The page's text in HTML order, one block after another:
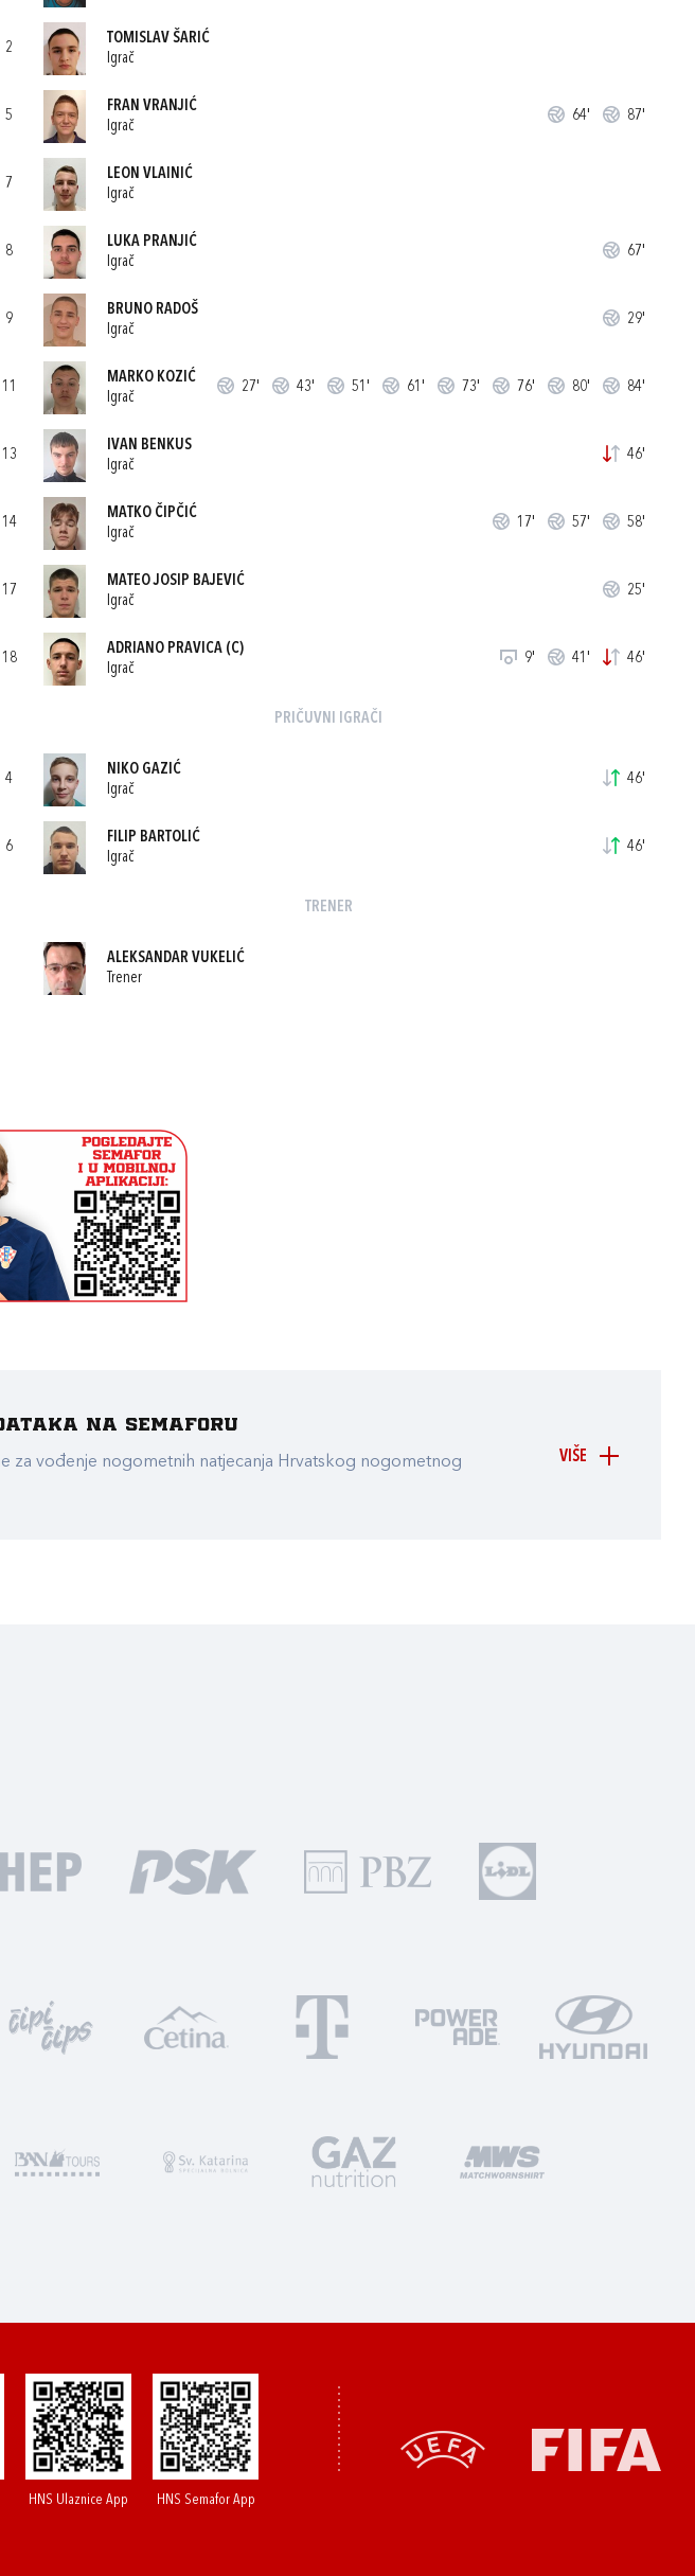
2
TOMISLAV ŠARIĆ
Igrač
5
FRAN VRANJIĆ
Igrač
64' 87'
7
LEON VLAINIĆ
Igrač
8
LUKA PRANJIĆ
Igrač
67'
9
BRUNO RADOŠ
Igrač
29'
11
MARKO KOZIĆ
Igrač
27' 43' 51' 61' 73' 76' 80' 84'
13
IVAN BENKUS
Igrač
46'
14
MATKO ČIPČIĆ
Igrač
17' 57' 58'
17
MATEO JOSIP BAJEVIĆ
Igrač
25'
18
ADRIANO PRAVICA(C)
Igrač
9' 41' 46'
PRIČUVNI IGRAČI
4
NIKO GAZIĆ
Igrač
46'
6
FILIP BARTOLIĆ
Igrač
46'
TRENER
ALEKSANDAR VUKELIĆ
Trener
VIŠE
na Semaforu
za vođenje nogometnih natjecanja Hrvatskog nogometnog
HNS Ulaznice App HNS Semafor App